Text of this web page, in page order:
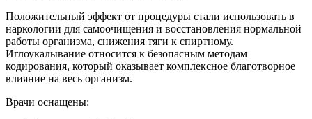
Положительный эффект от процедуры стали использовать в
наркологии для самоочищения и восстановления нормальной
работы организма, снижения тяги к спиртному.
Иглоукалывание относится к безопасным методам
кодирования, который оказывает комплексное благотворное
влияние на весь организм.
Врачи оснащены: